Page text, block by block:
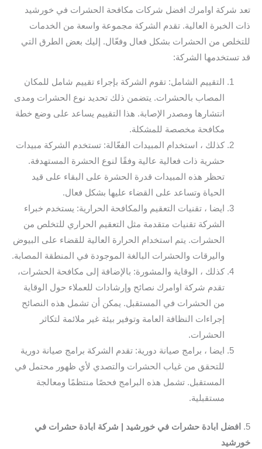
تعد شركة اوامرك افضل شركات مكافحة الحشرات في خورشيد
ذات الخبرة العالية. تقدم الشركة مجموعة واسعة من الخدمات
للتخلص من الحشرات بشكل فعال وفعّال. إليك بعض الطرق التي
قد تستخدمها الشركة:
التقييم الشامل: تقوم الشركة بإجراء تقييم شامل للمكان
المصاب بالحشرات. يتضمن ذلك تحديد نوع الحشرات ومدى
انتشارها ومصدر الإصابة. هذا التقييم يساعد على وضع خطة
مكافحة مخصصة للمشكلة.
كذلك ، استخدام المبيدات الفعّالة: تستخدم الشركة مبيدات
حشرية ذات فعالية عالية وفقًا لنوع الحشرة المستهدفة.
تحظر هذه المبيدات قدرة الحشرة على البقاء على قيد
الحياة وتساعد على القضاء عليها بشكل فعال.
ايضا ، تقنيات التعقيم والمكافحة الحرارية: يستخدم خبراء
الشركة تقنيات متقدمة مثل التعقيم الحراري للتخلص من
الحشرات. يتم استخدام الحرارة العالية للقضاء على البيوض
واليرقات والحشرات البالغة الموجودة في المنطقة المصابة.
كذلك ، الوقاية والمشورة: بالإضافة إلى مكافحة الحشرات،
تقدم شركة اوامرك نصائح وإرشادات للعملاء حول الوقاية
من الحشرات في المستقبل. يمكن أن تشمل هذه النصائح
إجراءات النظافة العامة وتوفير بيئة غير ملائمة لتكاثر
الحشرات.
ايضا ، برامج صيانة دورية: تقدم الشركة برامج صيانة دورية
للتحقق من غياب الحشرات والتصدي لأي ظهور محتمل في
المستقبل. تشمل هذه البرامج فحصًا منتظمًا ومعالجة
مستقبلية.
5.
افضل ابادة حشرات في خورشيد | شركة ابادة حشرات في
خورشيد